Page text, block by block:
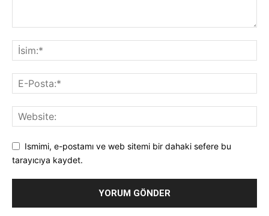
Ismimi, e-postamı ve web sitemi bir dahaki sefere bu
tarayıcıya kaydet.